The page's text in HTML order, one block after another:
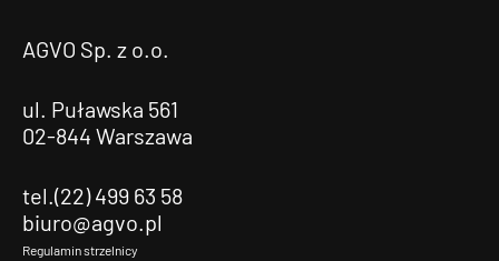
AGVO Sp. z o.o.
ul. Puławska 561
02-844 Warszawa
tel.(22) 499 63 58
biuro@agvo.pl
Regulamin strzelnicy